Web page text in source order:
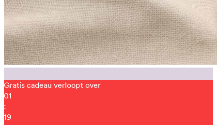
Gratis cadeau verloopt over
01
:
19